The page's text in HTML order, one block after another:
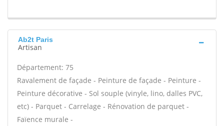
Ab2t Paris
Artisan
Département: 75
Ravalement de façade - Peinture de façade - Peinture -
Peinture décorative - Sol souple (vinyle, lino, dalles PVC,
etc) - Parquet - Carrelage - Rénovation de parquet -
Faïence murale -